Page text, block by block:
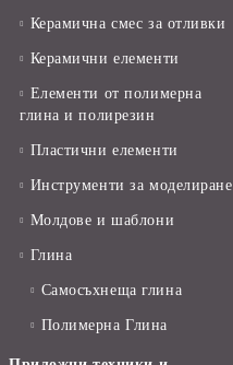
Керамична смес за отливки
Керамични елементи
Елементи от полимерна
глина и полирезин
Пластични елементи
Инструменти за моделиране
Молдове и шаблони
Глина
Самосъхнеща глина
Полимерна Глина